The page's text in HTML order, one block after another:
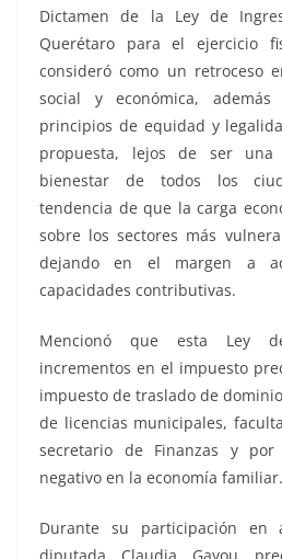
Dictamen de la Ley de
Querétaro para el ejercicio
consideró como un retroceso
social y económica,
principios de equidad y
propuesta, lejos de ser
bienestar de todos los
tendencia de que la carga
sobre los sectores más
dejando en el margen a
capacidades contributivas.
Mencionó que esta Ley
incrementos en el impuesto
impuesto de traslado de
de licencias municipales,
secretario de Finanzas y
negativo en la economía familiar.
Durante su participación en
diputada Claudia Gayou